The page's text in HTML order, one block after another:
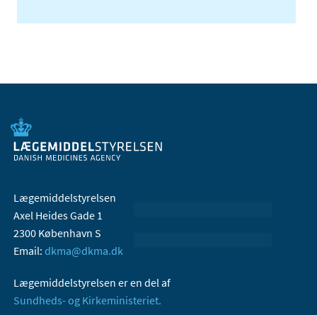
Lægemiddelstyrelsen
Axel Heides Gade 1
2300 København S
Email: dkma@dkma.dk
Lægemiddelstyrelsen er en del af
Sundheds- og Kirkeministeriet.